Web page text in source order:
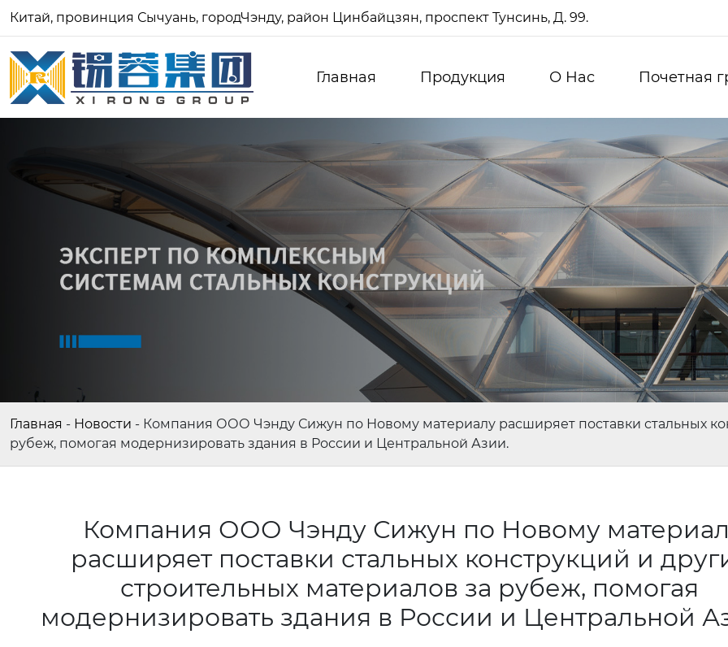
Китай, провинция Сычуань, городЧэнду, район Цинбайцзян, проспект Тунсинь, Д. 99.
Главная Продукция О Нас Почетная
Главная - Новости - Компания ООО Чэнду Сижун по Новому материалу расширяет поставки стальных
рубеж, помогая модернизировать здания в России и Центральной Азии.
Компания ООО Чэнду Сижун по Новому
расширяет поставки стальных конструкций и
строительных материалов за рубеж, помогая
модернизировать здания в России и Центральной